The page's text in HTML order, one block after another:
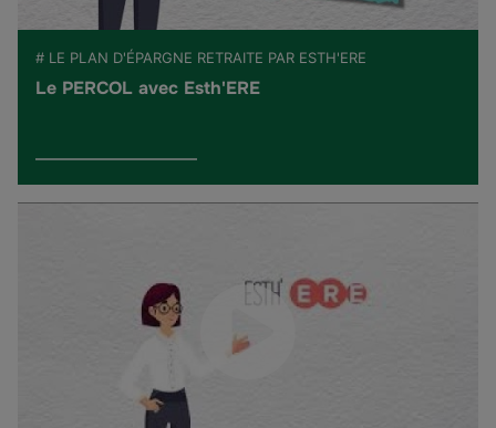
# LE PLAN D'ÉPARGNE RETRAITE PAR ESTH'ERE
Le PERCOL avec Esth'ERE